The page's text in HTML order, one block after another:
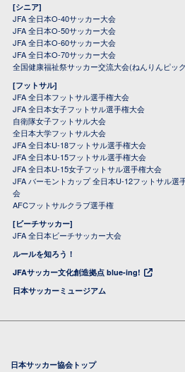
[シニア]
JFA 全日本O-40サッカー大会
JFA 全日本O-50サッカー大会
JFA 全日本O-60サッカー大会
JFA 全日本O-70サッカー大会
全国健康福祉祭サッカー交流大会(ねんりんピッ
[フットサル]
JFA 全日本フットサル選手権大会
JFA 全日本女子フットサル選手権大会
自衛隊女子フットサル大会
全日本大学フットサル大会
JFA 全日本U-18フットサル選手権大会
JFA 全日本U-15フットサル選手権大会
JFA 全日本U-15女子フットサル選手権大会
JFA バーモントカップ 全日本U-12フットサル選
会
AFCフットサルクラブ選手権
[ビーチサッカー]
JFA 全日本ビーチサッカー大会
ルールを知ろう！
JFAサッカー文化創造拠点 blue-ing!
日本サッカーミュージアム
日本サッカー協会トップ